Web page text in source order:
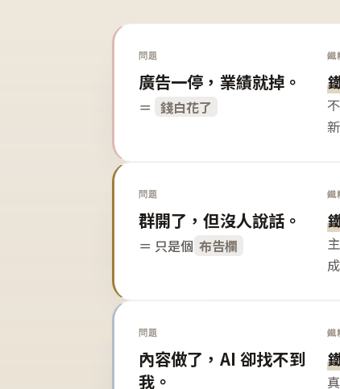
問題
廣告一停，業績就掉。
＝ 錢白花了
鐵
問題
群開了，但沒人說話。
＝ 只是個 布告欄
鐵
問題
內容做了，AI 卻找不到
我。
鐵